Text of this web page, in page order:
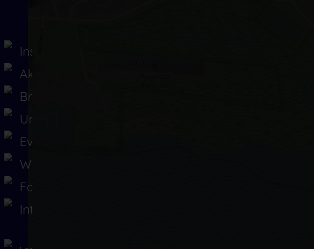
Insel Baltrum
Aktuelles
Branchenbuch
Unterkünfte
Events
Webcams
Fahrplan
Interaktiv